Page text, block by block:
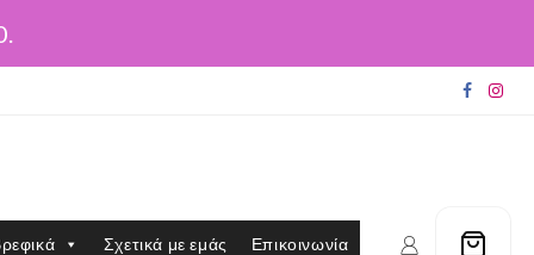
Σχετικά με εμάς Επικοινωνία